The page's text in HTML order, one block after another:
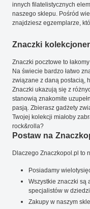
innych filatelistycznych
naszego sklepu. Pośród
znajdziesz egzemplarze,
Znaczki
Znaczki pocztowe to
Na świecie bardzo łatwo
związane z daną postacią,
Znaczki ukazują się z
stanowią znakomite
pasją. Zbierasz gadżety
Twojej kolekcji miałoby
rock&rolla?
Postaw na
Dlaczego Znaczkopol.pl to
Posiadamy
Wszystkie znaczki są
specjalistów w
Zakupy w naszym